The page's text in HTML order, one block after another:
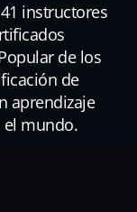
instructores
de los
de
aprendizaje
el mundo.